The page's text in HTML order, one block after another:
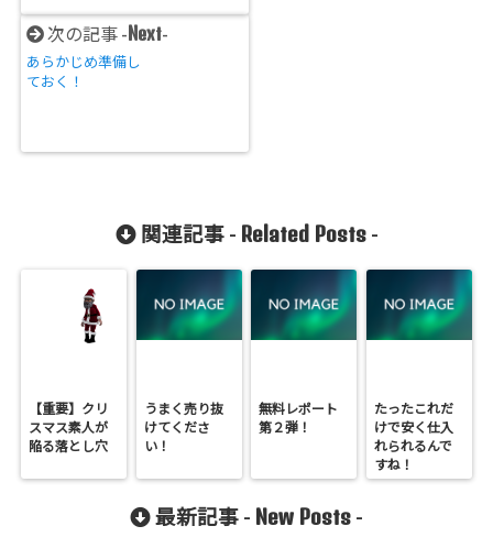
次の記事 - Next-
あらかじめ準備し
ておく！
関連記事 - Related Posts-
【重要】クリ
スマス素人が
陥る落とし穴
うまく売り抜
けてくださ
い！
無料レポート
第２弾！
たったこれだ
けで安く仕入
れられるんで
すね！
最新記事 - New Posts -